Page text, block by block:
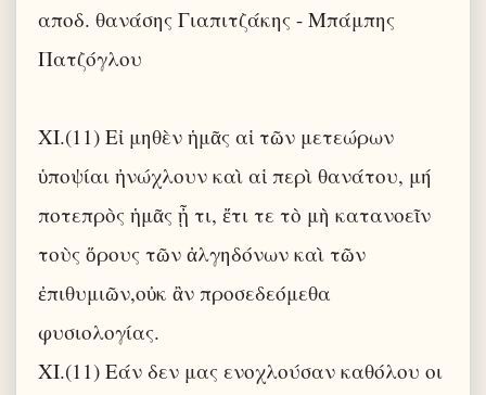
αποδ. θανάσης Γιαπιτζάκης - Μπάμπης
Πατζόγλου
XI.(11) Εἰ μηθὲν ἡμᾶς αἱ τῶν μετεώρων
ὑποψίαι ἠνώχλουν καὶ αἱ περὶ θανάτου, μή
ποτεπρὸς ἡμᾶς ᾖ τι, ἔτι τε τὸ μὴ κατανοεῖν
τοὺς ὅρους τῶν ἀλγηδόνων καὶ τῶν
ἐπιθυμιῶν,οὐκ ἂν προσεδεόμεθα
φυσιολογίας.
XI.(11) Εάν δεν μας ενοχλούσαν καθόλου οι